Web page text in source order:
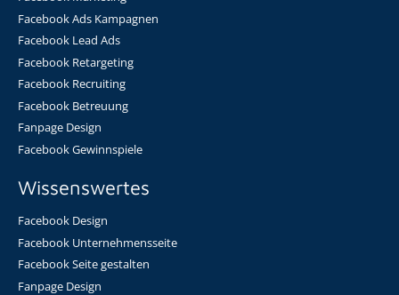
Facebook Ads Kampagnen
Facebook Lead Ads
Facebook Retargeting
Facebook Recruiting
Facebook Betreuung
Fanpage Design
Facebook Gewinnspiele
Wissenswertes
Facebook Design
Facebook Unternehmensseite
Facebook Seite gestalten
Fanpage Design